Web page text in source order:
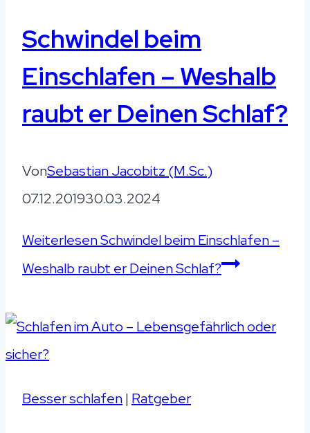
Schwindel beim
Einschlafen – Weshalb
raubt er Deinen Schlaf?
VonSebastian Jacobitz (M.Sc.)
07.12.201930.03.2024
WeiterlesenSchwindel beim Einschlafen –
Weshalb raubt er Deinen Schlaf?
Besser schlafen| Ratgeber